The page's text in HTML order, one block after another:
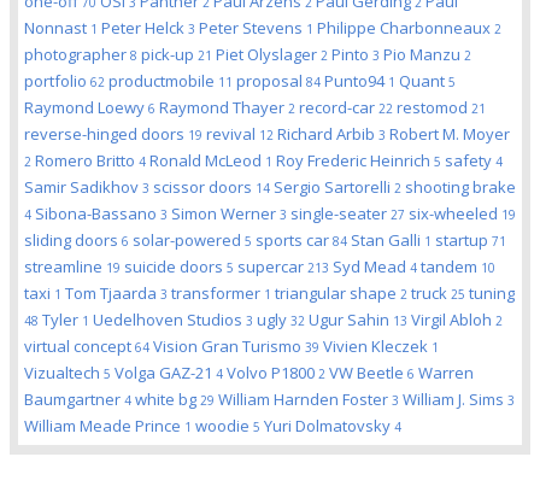
Nonnast 1 Peter Helck 3 Peter Stevens 1 Philippe Charbonneaux 2
photographer 8 pick-up 21 Piet Olyslager 2 Pinto 3 Pio Manzu 2
portfolio 62 productmobile 11 proposal 84 Punto94 1 Quant 5
Raymond Loewy 6 Raymond Thayer 2 record-car 22 restomod 21
reverse-hinged doors 19 revival 12 Richard Arbib 3 Robert M. Moyer
2 Romero Britto 4 Ronald McLeod 1 Roy Frederic Heinrich 5 safety 4
Samir Sadikhov 3 scissor doors 14 Sergio Sartorelli 2 shooting brake
4 Sibona-Bassano 3 Simon Werner 3 single-seater 27 six-wheeled 19
sliding doors 6 solar-powered 5 sports car 84 Stan Galli 1 startup 71
streamline 19 suicide doors 5 supercar 213 Syd Mead 4 tandem 10
taxi 1 Tom Tjaarda 3 transformer 1 triangular shape 2 truck 25 tuning
48 Tyler 1 Uedelhoven Studios 3 ugly 32 Ugur Sahin 13 Virgil Abloh 2
virtual concept 64 Vision Gran Turismo 39 Vivien Kleczek 1
Vizualtech 5 Volga GAZ-21 4 Volvo P1800 2 VW Beetle 6 Warren
Baumgartner 4 white bg 29 William Harnden Foster 3 William J. Sims 3
William Meade Prince 1 woodie 5 Yuri Dolmatovsky 4